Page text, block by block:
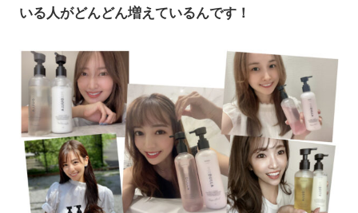
いる人がどんどん増えているんです！